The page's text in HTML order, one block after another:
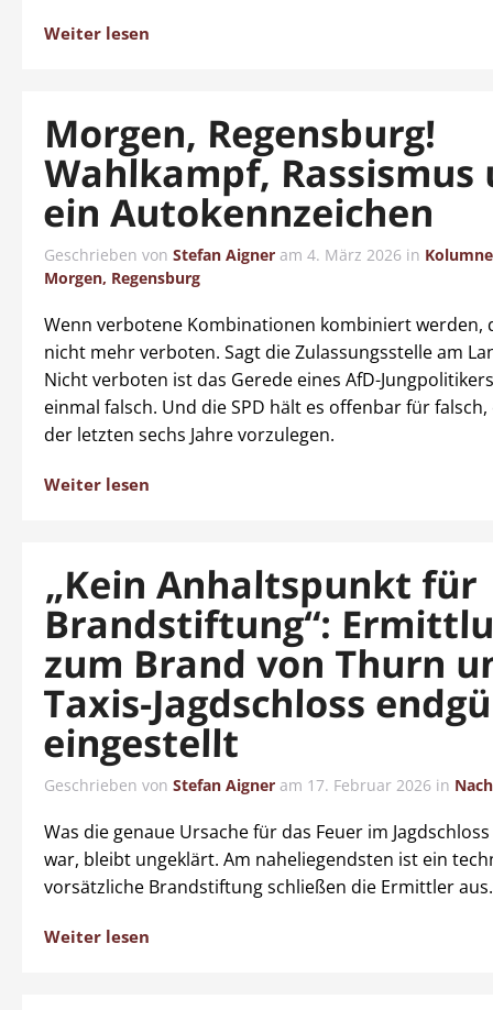
Weiter lesen
Morgen, Regensburg!
Wahlkampf, Rassismus
ein Autokennzeichen
Geschrieben von Stefan Aigner am 4. März 2026 in Kolumne
Morgen, Regensburg
Wenn verbotene Kombinationen kombiniert werden,
nicht mehr verboten. Sagt die Zulassungsstelle am
Nicht verboten ist das Gerede eines AfD-
einmal falsch. Und die SPD hält es offenbar für falsch,
der letzten sechs Jahre vorzulegen.
Weiter lesen
„Kein Anhaltspunkt für
Brandstiftung“:
zum Brand von Thurn
Taxis-Jagdschloss
eingestellt
Geschrieben von Stefan Aigner am 17. Februar 2026 in
Was die genaue Ursache für das Feuer im
war, bleibt ungeklärt. Am naheliegendsten ist ein
vorsätzliche Brandstiftung schließen die Ermittler aus.
Weiter lesen